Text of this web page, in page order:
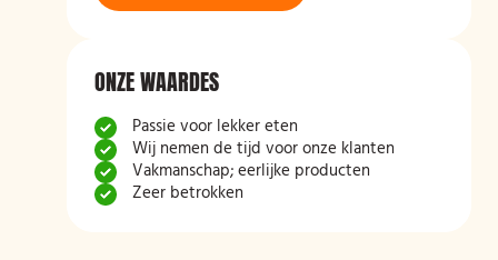
ONZE WAARDES
Passie voor lekker eten
Wij nemen de tijd voor onze klanten
Vakmanschap; eerlijke producten
Zeer betrokken